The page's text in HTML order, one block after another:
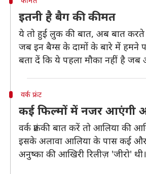
इतनी है बैग की कीमत
ये तो हुई लुक की बात, अब बात करते
जब इन बैग्स के दामों के बारे में हमने
बता दें कि ये पहला मौका नहीं है जब
वर्क फ्रंट
कई फिल्मों में नजर आएंगी
वर्क फ्रंट की बात करें तो आलिया
इसके अलावा आलिया के पास कई और
अनुष्का की आखिरी रिलीज़ 'जीरो'